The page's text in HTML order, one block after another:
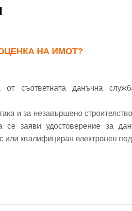
НА ИМОТ?
от съответната данъчна
и за незавършено
заяви удостоверение за
или квалифициран електронен